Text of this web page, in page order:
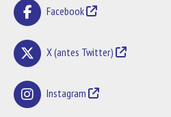
Facebook
X (antes Twitter)
Instagram